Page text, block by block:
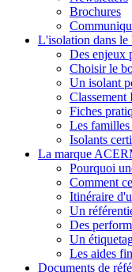
Brochures
L'isolation dans le
Des enjeux
Choisir le
Un isolant
Classement
Fiches
Les
Isolants
La marque
Pourquoi
Comment
Itinéraire
Un
Des
Un
Les aides
Documents de